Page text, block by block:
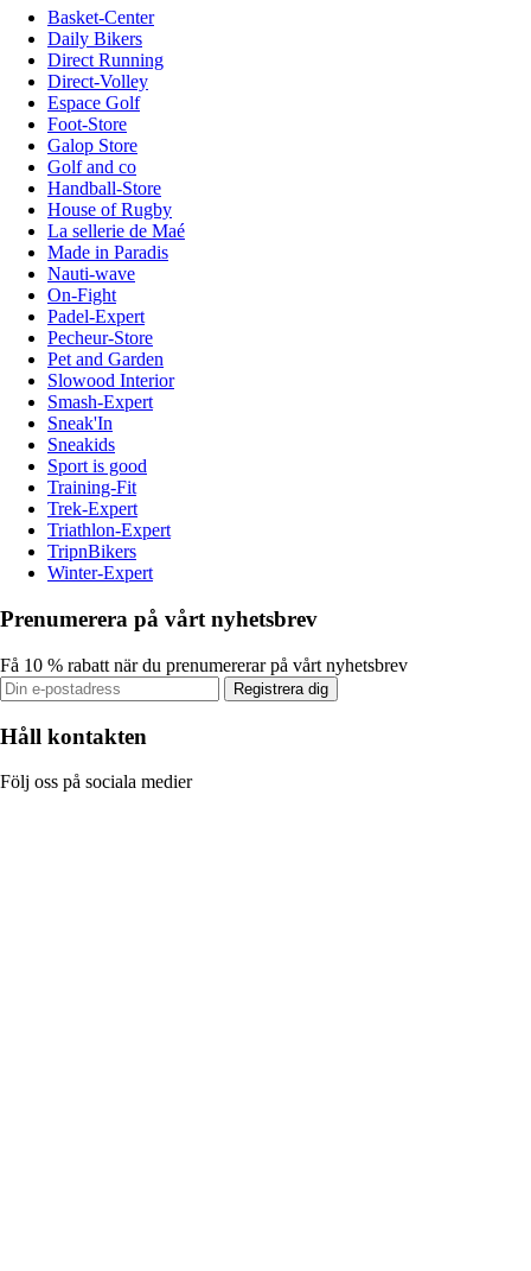
Basket-Center
Daily Bikers
Direct Running
Direct-Volley
Espace Golf
Foot-Store
Galop Store
Golf and co
Handball-Store
House of Rugby
La sellerie de Maé
Made in Paradis
Nauti-wave
On-Fight
Padel-Expert
Pecheur-Store
Pet and Garden
Slowood Interior
Smash-Expert
Sneak'In
Sneakids
Sport is good
Training-Fit
Trek-Expert
Triathlon-Expert
TripnBikers
Winter-Expert
Prenumerera på vårt nyhetsbrev
Få 10 % rabatt när du prenumererar på vårt nyhetsbrev
Registrera dig
Håll kontakten
Följ oss på sociala medier